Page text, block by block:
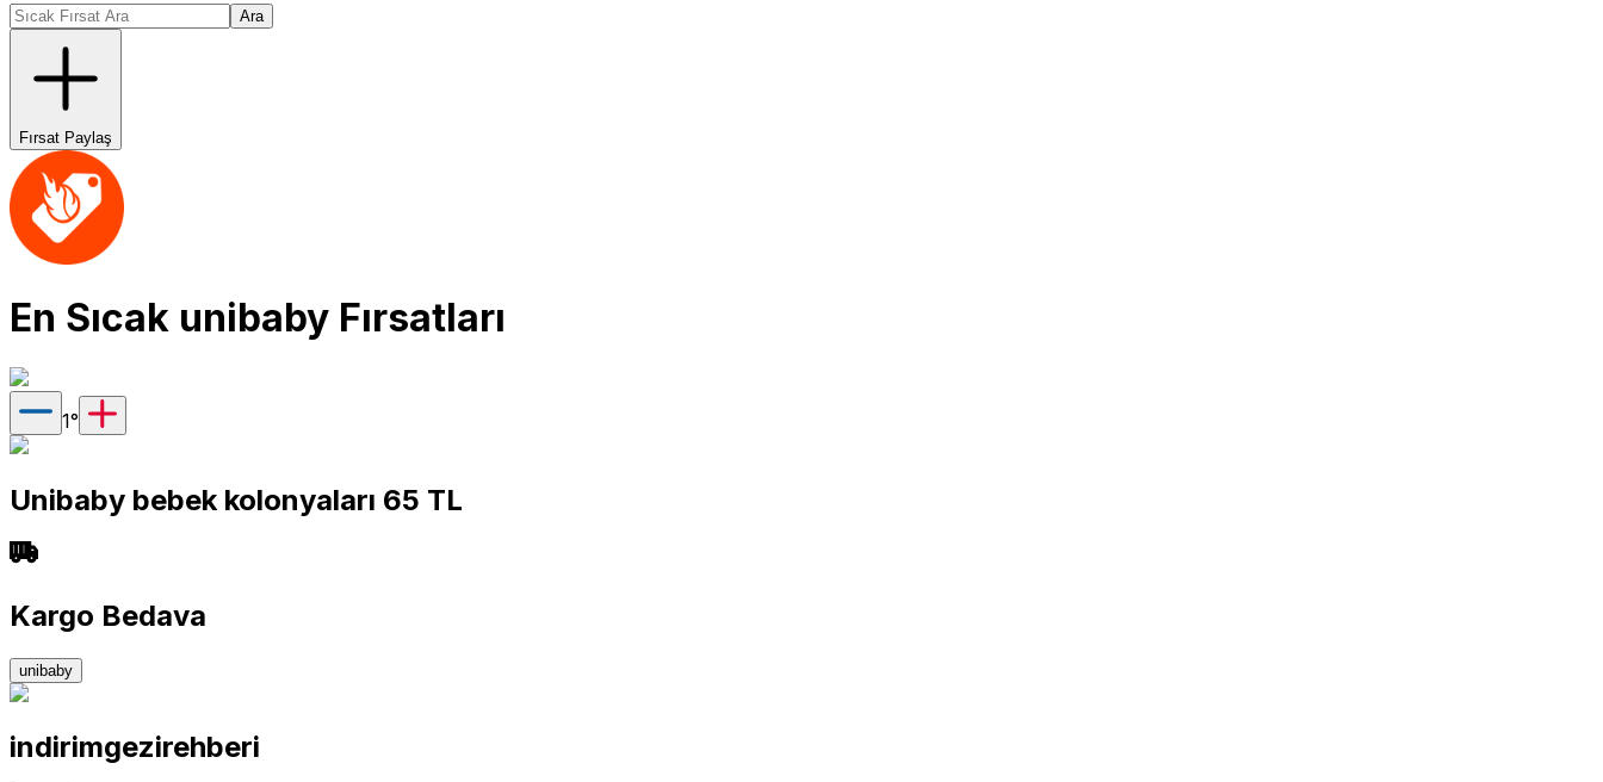
Ara
Fırsat Paylaş
En Sıcak unibaby Fırsatları
1°
Unibaby bebek kolonyaları 65 TL
Kargo Bedava
unibaby
indirimgezirehberi